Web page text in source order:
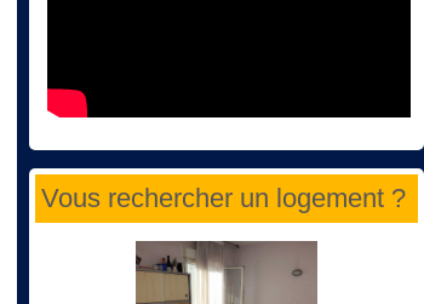
Vous rechercher un logement ?